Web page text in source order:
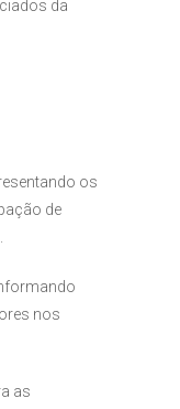
da
os
de
nos
as